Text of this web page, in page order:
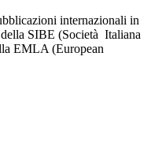
internazionali in
SIBE (Società Italiana
EMLA (European